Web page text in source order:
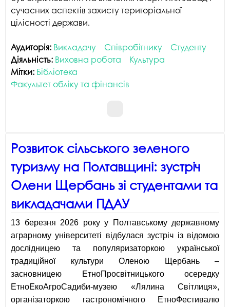
сучасних аспектів захисту територіальної
цілісності держави.
Аудиторія: Викладачу Співробітнику
Студенту
Діяльність: Виховна робота
Культура
Мітки: Бібліотека
Факультет обліку та фінансів
Розвиток сільського зеленого
туризму на Полтавщині: зустріч
Олени Щербань зі студентами та
викладачами ПДАУ
13 березня 2026 року у Полтавському державному
аграрному університеті відбулася зустріч із відомою
дослідницею та популяризаторкою української
традиційної культури Оленою Щербань –
засновницею ЕтноПросвітницького осередку
ЕтноЕкоАгроСадиби-музею «Лялина Світлиця»,
організаторкою гастрономічного ЕтноФестивалю